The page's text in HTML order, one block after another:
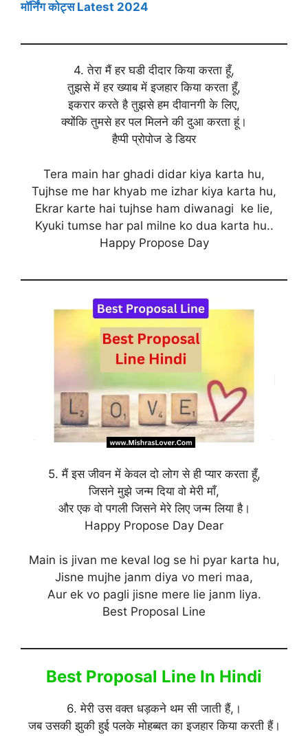
मॉर्निंग कोट्स Latest 2024
4. तेरा मैं हर घडी दीदार किया करता हूँ,
तुझसे में हर ख्याब में इजहार किया करता हूँ,
इकरार करते है तुझसे हम दीवानगी के लिए,
क्योंकि तुमसे हर पल मिलने की दुआ करता हूं।
हैप्पी प्रोपोज डे डियर
Tera main har ghadi didar kiya karta hu,
Tujhse me har khyab me izhar kiya karta hu,
Ekrar karte hai tujhse ham diwanagi ke lie,
Kyuki tumse har pal milne ko dua karta hu..
Happy Propose Day
5. मैं इस जीवन में केवल दो लोग से ही प्यार करता हूँ,
जिसने मुझे जन्म दिया वो मेरी माँ,
और एक वो पगली जिसने मेरे लिए जन्म लिया है।
Happy Propose Day Dear
Main is jivan me keval log se hi pyar karta hu,
Jisne mujhe janm diya vo meri maa,
Aur ek vo pagli jisne mere lie janm liya.
Best Proposal Line
Best Proposal Line In Hindi
6. मेरी उस वक्त धड़कने थम सी जाती हैं,।
जब उसकी झुकी हुई पलके मोहब्बत का इजहार किया करती हैं।